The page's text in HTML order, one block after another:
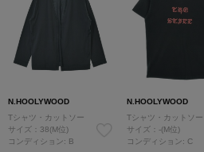
N.HOOLYWOOD
Tシャツ・カットソー
サイズ：38(M位)
コンディション: B
N.HOOLYWOOD
Tシャツ・カットソー
サイズ：-(M位)
コンディション: C